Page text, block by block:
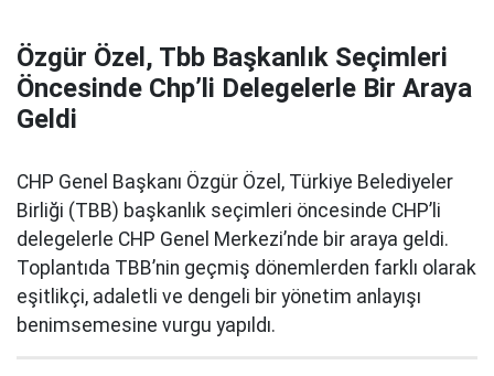
Özgür Özel, Tbb Başkanlık Seçimleri
Öncesinde Chp’li Delegelerle Bir Araya
Geldi
CHP Genel Başkanı Özgür Özel, Türkiye Belediyeler
Birliği (TBB) başkanlık seçimleri öncesinde CHP’li
delegelerle CHP Genel Merkezi’nde bir araya geldi.
Toplantıda TBB’nin geçmiş dönemlerden farklı olarak
eşitlikçi, adaletli ve dengeli bir yönetim anlayışı
benimsemesine vurgu yapıldı.